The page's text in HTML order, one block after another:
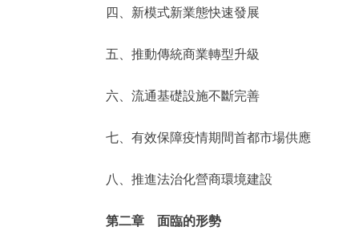
ITALIANO
四、新模式新業態快速發展
五、推動傳統商業轉型升級
六、流通基礎設施不斷完善
七、有效保障疫情期間首都市場供應
八、推進法治化營商環境建設
第二章 面臨的形勢